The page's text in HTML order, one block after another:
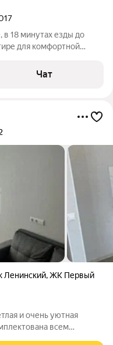
в 18 минутах езды до
для комфортной
Чат
Ленинский,ЖК Первый
и очень уютная
всем